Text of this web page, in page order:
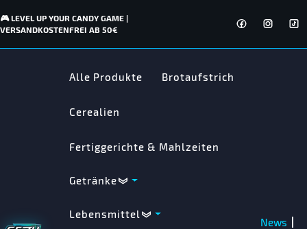
🎮 LEVEL UP YOUR CANDY GAME |
VERSANDKOSTENFREI AB 50€
Alle Produkte Brotaufstrich
Cerealien
Fertiggerichte & Mahlzeiten
Getränke
Lebensmittel
News